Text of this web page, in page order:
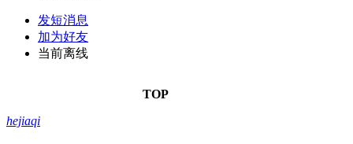
发短消息
加为好友
当前离线
TOP
hejiaqi